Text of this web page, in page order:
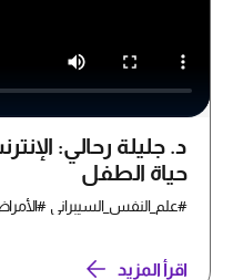
د. جليلة رحالي:
حياة الطفل
#علم_النفس_السيبراني
اقرأ المزيد